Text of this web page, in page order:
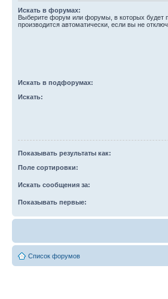
Искать в форумах:
Выберите форум или форумы, в которых будет
производится автоматически, если вы не
Искать в подфорумах:
Искать:
Показывать результаты как:
Поле сортировки:
Искать сообщения за:
Показывать первые:
Список форумов